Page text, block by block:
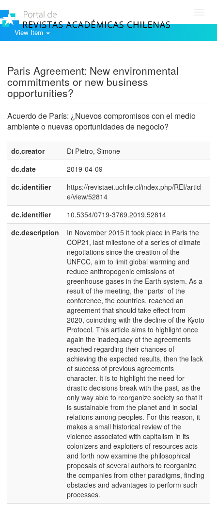
View Item
Paris Agreement: New environmental
commitments or new business
opportunities?
Acuerdo de París: ¿Nuevos compromisos con el medio
ambiente o nuevas oportunidades de negocio?
dc.creator
Di Pietro, Simone
dc.date
2019-04-09
dc.identifier
https://revistaei.uchile.cl/index.php/REI/articl
e/view/52814
dc.identifier
10.5354/0719-3769.2019.52814
dc.description
In November 2015 it took place in Paris the
COP21, last milestone of a series of climate
negotiations since the creation of the
UNFCC, aim to limit global warming and
reduce anthropogenic emissions of
greenhouse gases in the Earth system. As a
result of the meeting, the “parts” of the
conference, the countries, reached an
agreement that should take effect from
2020, coinciding with the decline of the Kyoto
Protocol. This article aims to highlight once
again the inadequacy of the agreements
reached regarding their chances of
achieving the expected results, then the lack
of success of previous agreements
character. It is to highlight the need for
drastic decisions break with the past, as the
only way able to reorganize society so that it
is sustainable from the planet and in social
relations among peoples. For this reason, it
makes a small historical review of the
violence associated with capitalism in its
colonizers and exploiters of resources acts
and forth now examine the philosophical
proposals of several authors to reorganize
the companies from other paradigms, finding
obstacles and advantages to perform such
processes.